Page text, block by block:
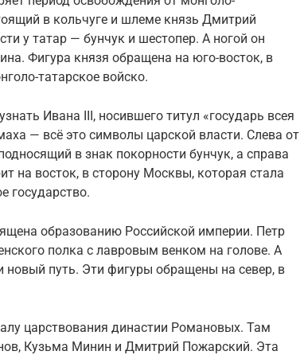
в кольчуге и шлеме князь Дмитрий
у татар — бунчук и шестопер. А ногой он
Фигура князя обращена на юго-восток, в
татарское войско.
Ивана III, носившего титул «государь всея
— всё это символы царской власти. Слева от
в знак покорности бунчук, а справа
на восток, в сторону Москвы, которая стала
государство.
образованию Российской империи. Петр
полка с лавровым венком на голове. А
путь. Эти фигуры обращены на север, в
царствования династии Романовых. Там
Кузьма Минин и Дмитрий Пожарский. Эта